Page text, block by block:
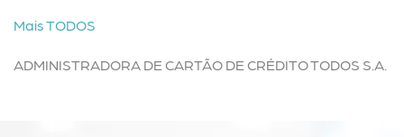
Mais TODOS
ADMINISTRADORA DE CARTÃO DE CRÉDITO TODOS S.A.